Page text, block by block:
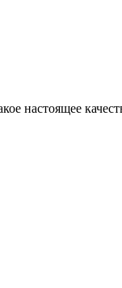
настоящее